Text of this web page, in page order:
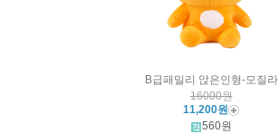
B급패밀리 앉은인형-모질라
16000원
11,200원
560원